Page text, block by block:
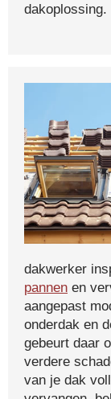
dakoplossing.
dakwerker
pannen en
aangepast
onderdak en
gebeurt daar
verdere
van je dak